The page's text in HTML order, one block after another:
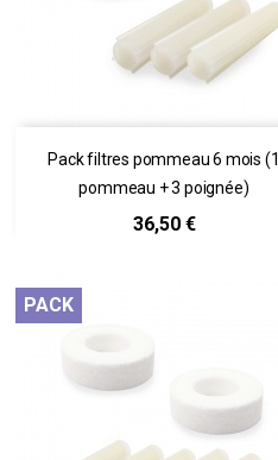
Pack filtres pommeau 6 mois (1
pommeau + 3 poignée)
Prix
36,50 €
PACK